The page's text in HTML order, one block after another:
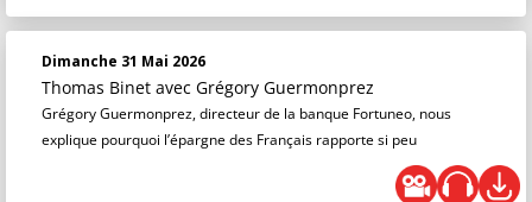
Dimanche 31 Mai 2026
Thomas Binet avec Grégory Guermonprez
Grégory Guermonprez, directeur de la banque Fortuneo, nous
explique pourquoi l’épargne des Français rapporte si peu